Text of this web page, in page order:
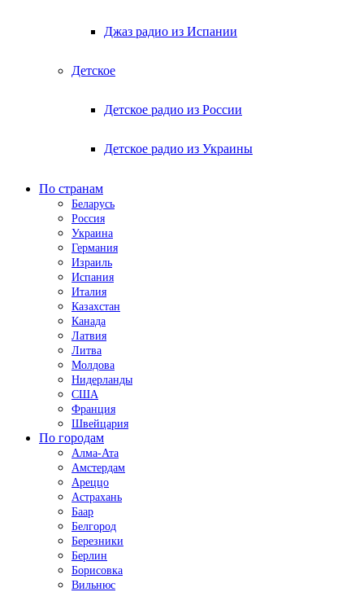
Джаз радио из Испании
Детское
Детское радио из России
Детское радио из Украины
По странам
Беларусь
Россия
Украина
Германия
Израиль
Испания
Италия
Казахстан
Канада
Латвия
Литва
Молдова
Нидерланды
США
Франция
Швейцария
По городам
Алма-Ата
Амстердам
Ареццо
Астрахань
Баар
Белгород
Березники
Берлин
Борисовка
Вильнюс